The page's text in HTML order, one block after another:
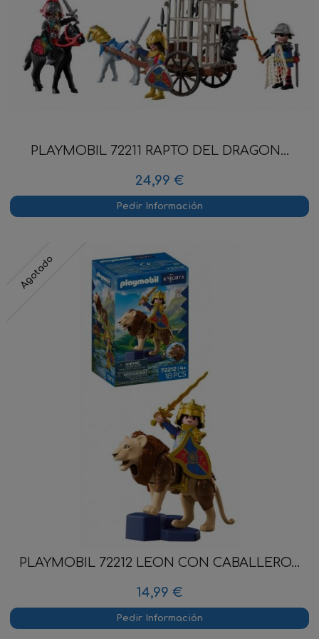
PLAYMOBIL 72211 RAPTO DEL DRAGON...
24,99 €
Pedir Información
Agotado
PLAYMOBIL 72212 LEON CON CABALLERO...
14,99 €
Pedir Información